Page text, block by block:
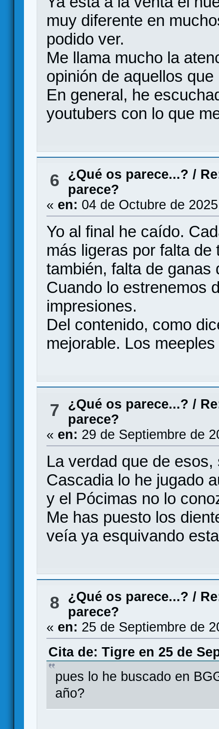
muy diferente en
podido ver.
Me llama mucho la
opinión de aquellos
En general, he
youtubers con lo que
6 ¿Qué os parece...? /
parece?
« en: 04 de Octubre de
Yo al final he caído.
más ligeras por falta
también, falta de ganas
Cuando lo estrenemos
impresiones.
Del contenido, como
mejorable. Los
7 ¿Qué os parece...? /
parece?
« en: 29 de Septiembre de
La verdad que de
Cascadia lo he jugado
y el Pócimas no lo
Me has puesto los
veía ya esquivando
8 ¿Qué os parece...? /
parece?
« en: 25 de Septiembre de
Cita de: Tigre en 25 de
pues lo he buscado en
año?